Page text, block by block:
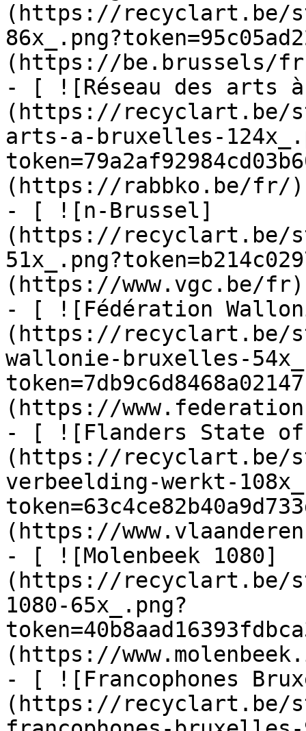
(https://recyclart.be/
(https://be.brussels/
- [ ![Réseau des arts
(https://recyclart.be/
arts-a-bruxelles-
(https://rabbko.be/fr/)
- [ ![n-Brussel]
(https://recyclart.be/
(https://www.vgc.be/fr)
- [ ![Fédération
(https://recyclart.be/
wallonie-bruxelles-
(https://
- [ ![Flanders State
(https://recyclart.be/
verbeelding-werkt-
(https://
- [ ![Molenbeek 1080]
(https://recyclart.be/
1080-65x_.png?
(https://
- [ ![Francophones
(https://recyclart.be/